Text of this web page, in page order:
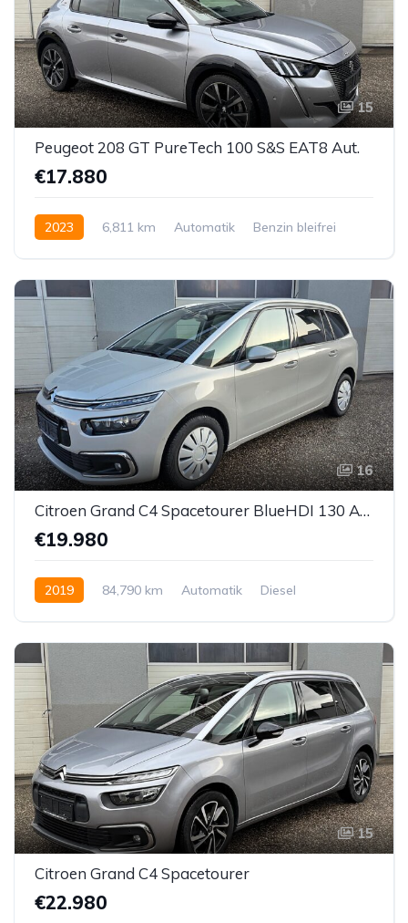
15
Peugeot 208 GT PureTech 100 S&S EAT8 Aut.
€17.880
2023 6,811 km Automatik
Benzin bleifrei
16
Citroen Grand C4 Spacetourer BlueHDI 130 Aut. *7-SITZER*
€19.980
2019 84,790 km Automatik
Diesel
15
Citroen Grand C4 Spacetourer
€22.980